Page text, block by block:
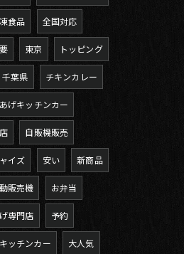
食品 全国対応
東京 トッピング
千葉県 チキンカレー
げキッチンカー
自販機販売
イズ 安い 新商品
販売機 お弁当
専門店 予約
キッチンカー 大人気